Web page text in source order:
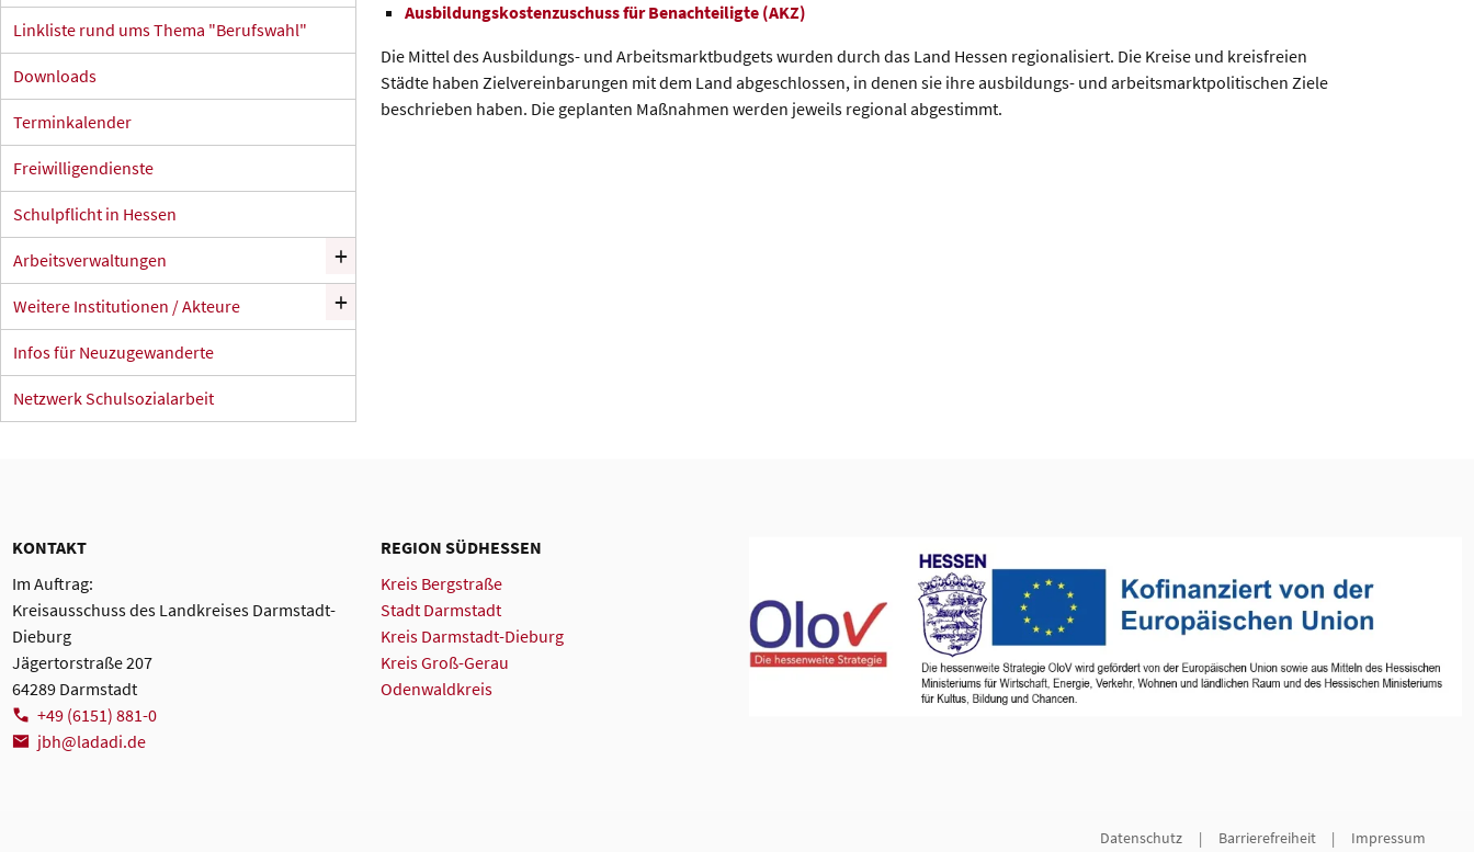
Linkliste rund ums Thema "Berufswahl"
Downloads
Terminkalender
Freiwilligendienste
Schulpflicht in Hessen
Arbeitsverwaltungen +
Weitere Institutionen / Akteure +
Infos für Neuzugewanderte
Netzwerk Schulsozialarbeit
Ausbildungskostenzuschuss für Benachteiligte (AKZ)
Die Mittel des Ausbildungs- und Arbeitsmarktbudgets wurden durch das Land Hessen regionalisiert. Die Kreise und kreisfreien
Städte haben Zielvereinbarungen mit dem Land abgeschlossen, in denen sie ihre ausbildungs- und arbeitsmarktpolitischen Ziele
beschrieben haben. Die geplanten Maßnahmen werden jeweils regional abgestimmt.
KONTAKT
Im Auftrag:
Kreisausschuss des Landkreises Darmstadt-
Dieburg
Jägertorstraße 207
64289 Darmstadt
+49 (6151) 881-0
jbh@ladadi.de
REGION SÜDHESSEN
Kreis Bergstraße
Stadt Darmstadt
Kreis Darmstadt-Dieburg
Kreis Groß-Gerau
Odenwaldkreis
Datenschutz Barrierefreiheit Impressum